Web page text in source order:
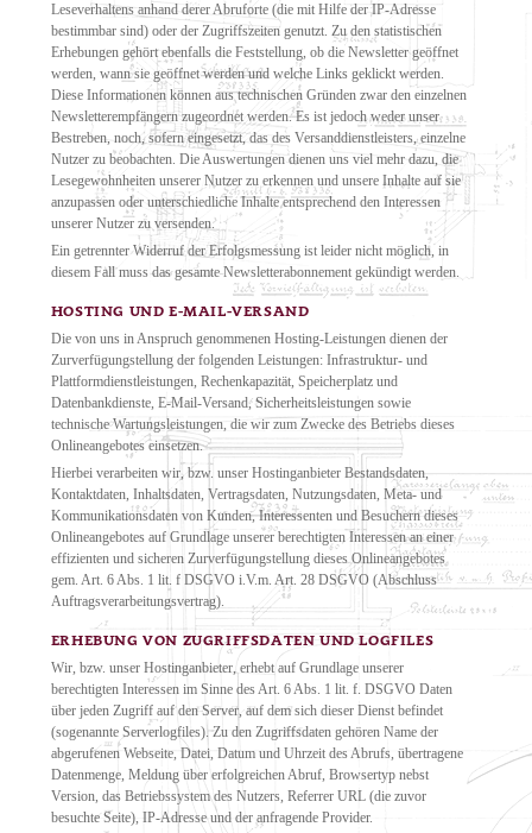
Leseverhaltens anhand derer Abruforte (die mit Hilfe der IP-Adresse
bestimmbar sind) oder der Zugriffszeiten genutzt. Zu den statistischen
Erhebungen gehört ebenfalls die Feststellung, ob die Newsletter geöffnet
werden, wann sie geöffnet werden und welche Links geklickt werden.
Diese Informationen können aus technischen Gründen zwar den einzelnen
Newsletterempfängern zugeordnet werden. Es ist jedoch weder unser
Bestreben, noch, sofern eingesetzt, das des Versanddienstleisters, einzelne
Nutzer zu beobachten. Die Auswertungen dienen uns viel mehr dazu, die
Lesegewohnheiten unserer Nutzer zu erkennen und unsere Inhalte auf sie
anzupassen oder unterschiedliche Inhalte entsprechend den Interessen
unserer Nutzer zu versenden.
Ein getrennter Widerruf der Erfolgsmessung ist leider nicht möglich, in
diesem Fall muss das gesamte Newsletterabonnement gekündigt werden.
HOSTING UND E-MAIL-VERSAND
Die von uns in Anspruch genommenen Hosting-Leistungen dienen der
Zurverfügungstellung der folgenden Leistungen: Infrastruktur- und
Plattformdienstleistungen, Rechenkapazität, Speicherplatz und
Datenbankdienste, E-Mail-Versand, Sicherheitsleistungen sowie
technische Wartungsleistungen, die wir zum Zwecke des Betriebs dieses
Onlineangebotes einsetzen.
Hierbei verarbeiten wir, bzw. unser Hostinganbieter Bestandsdaten,
Kontaktdaten, Inhaltsdaten, Vertragsdaten, Nutzungsdaten, Meta- und
Kommunikationsdaten von Kunden, Interessenten und Besuchern dieses
Onlineangebotes auf Grundlage unserer berechtigten Interessen an einer
effizienten und sicheren Zurverfügungstellung dieses Onlineangebotes
gem. Art. 6 Abs. 1 lit. f DSGVO i.V.m. Art. 28 DSGVO (Abschluss
Auftragsverarbeitungsvertrag).
ERHEBUNG VON ZUGRIFFSDATEN UND LOGFILES
Wir, bzw. unser Hostinganbieter, erhebt auf Grundlage unserer
berechtigten Interessen im Sinne des Art. 6 Abs. 1 lit. f. DSGVO Daten
über jeden Zugriff auf den Server, auf dem sich dieser Dienst befindet
(sogenannte Serverlogfiles). Zu den Zugriffsdaten gehören Name der
abgerufenen Webseite, Datei, Datum und Uhrzeit des Abrufs, übertragene
Datenmenge, Meldung über erfolgreichen Abruf, Browsertyp nebst
Version, das Betriebssystem des Nutzers, Referrer URL (die zuvor
besuchte Seite), IP-Adresse und der anfragende Provider.